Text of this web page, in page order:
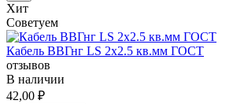
Хит
Советуем
Кабель ВВГнг LS 2х2.5 кв.мм ГОСТ
отзывов
В наличии
42,00 ₽